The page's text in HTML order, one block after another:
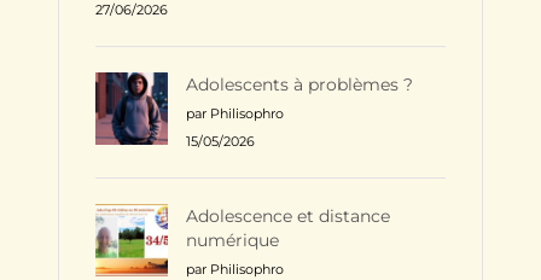
27/06/2026
Adolescents à problèmes ?
par Philisophro
15/05/2026
Adolescence et distance
numérique
par Philisophro